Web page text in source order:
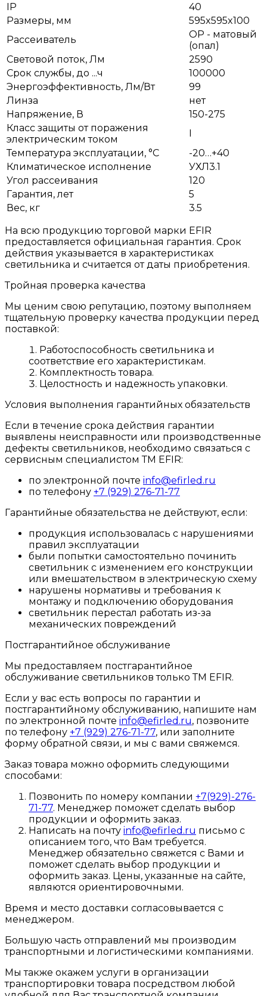
IP
40
Размеры, мм
595x595x100
Рассеиватель
OP - матовый
(опал)
Световой поток, Лм
2590
Срок службы, до ...ч
100000
Энергоэффективность, Лм/Вт
99
Линза
нет
Напряжение, В
150-275
Класс защиты от поражения
электрическим током
I
Температура эксплуатации, °С
-20…+40
Климатическое исполнение
УХЛ3.1
Угол рассеивания
120
Гарантия, лет
5
Вес, кг
3.5
На всю продукцию торговой марки EFIR
предоставляется официальная гарантия. Срок
действия указывается в характеристиках
светильника и считается от даты приобретения.
Тройная проверка качества
Мы ценим свою репутацию, поэтому выполняем
тщательную проверку качества продукции перед
поставкой:
Работоспособность светильника и
соответствие его характеристикам.
Комплектность товара.
Целостность и надежность упаковки.
Условия выполнения гарантийных обязательств
Если в течение срока действия гарантии
выявлены неисправности или производственные
дефекты светильников, необходимо связаться с
сервисным специалистом ТМ EFIR:
по электронной почте info@efirled.ru
по телефону +7 (929) 276-71-77
Гарантийные обязательства не действуют, если:
продукция использовалась с нарушениями
правил эксплуатации
были попытки самостоятельно починить
светильник с изменением его конструкции
или вмешательством в электрическую схему
нарушены нормативы и требования к
монтажу и подключению оборудования
светильник перестал работать из-за
механических повреждений
Постгарантийное обслуживание
Мы предоставляем постгарантийное
обслуживание светильников только ТМ EFIR.
Если у вас есть вопросы по гарантии и
постгарантийному обслуживанию, напишите нам
по электронной почте info@efirled.ru, позвоните
по телефону +7 (929) 276-71-77, или заполните
форму обратной связи, и мы с вами свяжемся.
Заказ товара можно оформить следующими
способами:
Позвонить по номеру компании +7(929)-276-
71-77. Менеджер поможет сделать выбор
продукции и оформить заказ.
Написать на почту info@efirled.ru письмо с
описанием того, что Вам требуется.
Менеджер обязательно свяжется с Вами и
поможет сделать выбор продукции и
оформить заказ. Цены, указанные на сайте,
являются ориентировочными.
Время и место доставки согласовывается с
менеджером.
Большую часть отправлений мы производим
транспортными и логистическими компаниями.
Мы также окажем услуги в организации
транспортировки товара посредством любой